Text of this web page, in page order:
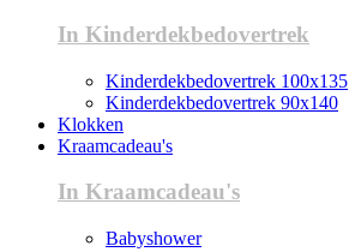
In Kinderdekbedovertrek
Kinderdekbedovertrek 100x135
Kinderdekbedovertrek 90x140
Klokken
Kraamcadeau's
In Kraamcadeau's
Babyshower